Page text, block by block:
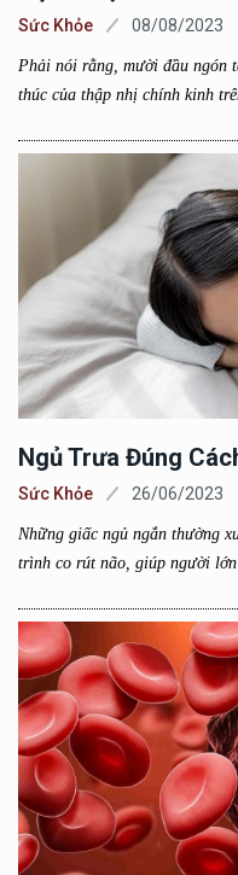
Sức Khỏe 08/08/2023
Phải nói rằng, mười đầu ngón
thúc của thập nhị chính kinh
Ngủ Trưa Đúng
Sức Khỏe 26/06/2023
Những giấc ngủ ngắn thường
trình co rút não, giúp người